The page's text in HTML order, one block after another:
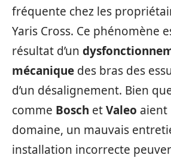
fréquente chez les
Yaris Cross. Ce phénomène
résultat d’un
mécanique des bras des
d’un désalignement. Bien
comme Bosch etValeo aient
domaine, un mauvais
installation incorrecte